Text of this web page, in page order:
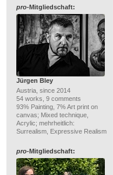
pro-Mitgliedschaft:
Jürgen Bley
Austria, since 2014
54 works, 9 comments
93% Painting, 7% Art print on
canvas; Mixed technique,
Acrylic; mehrheitlich:
Surrealism, Expressive Realism
pro-Mitgliedschaft: